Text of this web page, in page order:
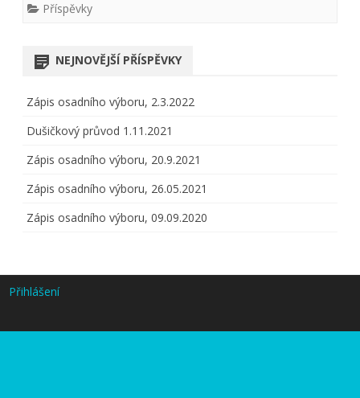
Příspěvky
NEJNOVĚJŠÍ PŘÍSPĚVKY
Zápis osadního výboru, 2.3.2022
Dušičkový průvod 1.11.2021
Zápis osadního výboru, 20.9.2021
Zápis osadního výboru, 26.05.2021
Zápis osadního výboru, 09.09.2020
Přihlášení